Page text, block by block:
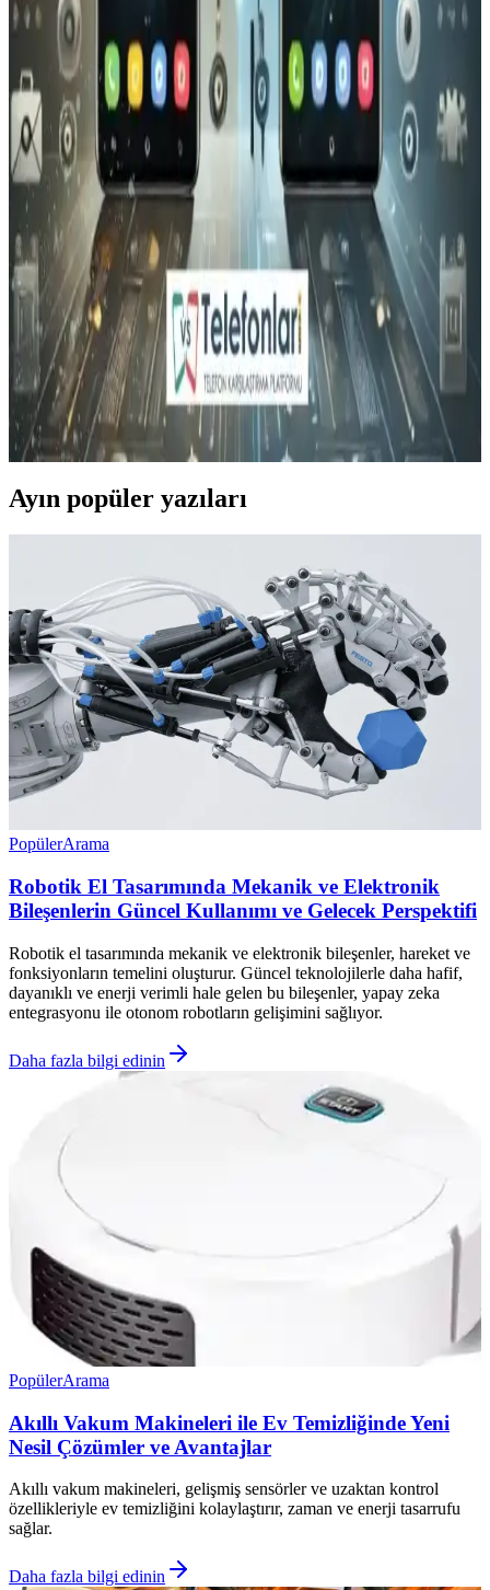
Xiaomi 15 Ultra Teknik Özellikleri ve Detaylar
Henüz Resmi Olarak Açıklanmadı
Xiaomi 15 Ultra hakkında henüz net bilgiler bulunmamaktadır.
Tasarım, kamera, performans ve batarya gibi özellikler resmi
açıklamalarla netlik kazanacaktır.
Wyze Akıllı Telefon ve Güvenlik Cihazlarıyla
Performans ve Tasarım Dengesini Yakalamak
Wyze, uygun fiyatlı ve fonksiyonel akıllı cihazlar sunarak,
performans ve tasarım dengesini sağlayan güvenlik ve ev
otomasyonu çözümleri sunar.
Akıllı Telefon Seçiminde Güncel ve Güvenilir
Markalar ve Teknolojik Özellikler
Güncel ve güvenilir markalar, teknik destek ve düzenli
güncellemelerle akıllı telefon seçiminde önemli rol oynar. AULA'nın
ürünleri, performans ve dayanıklılık sunar.
Ayın popüler yazıları
PopülerArama
Robotik El Tasarımında Mekanik ve Elektronik
Bileşenlerin Güncel Kullanımı ve Gelecek Perspektifi
Robotik el tasarımında mekanik ve elektronik bileşenler, hareket ve
fonksiyonların temelini oluşturur. Güncel teknolojilerle daha hafif,
dayanıklı ve enerji verimli hale gelen bu bileşenler, yapay zeka
entegrasyonu ile otonom robotların gelişimini sağlıyor.
Daha fazla bilgi edinin
PopülerArama
Akıllı Vakum Makineleri ile Ev Temizliğinde Yeni
Nesil Çözümler ve Avantajlar
Akıllı vakum makineleri, gelişmiş sensörler ve uzaktan kontrol
özellikleriyle ev temizliğini kolaylaştırır, zaman ve enerji tasarrufu
sağlar.
Daha fazla bilgi edinin